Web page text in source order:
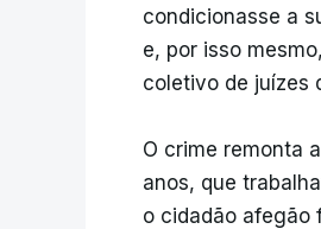
condicionasse a
e, por isso
coletivo de juízes
O crime remonta
anos, que
o cidadão afegão